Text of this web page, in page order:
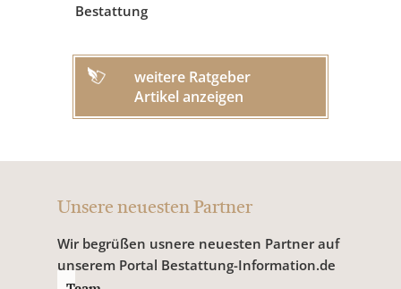
Bestattung
weitere Ratgeber
Artikel anzeigen
Unsere neuesten Partner
Wir begrüßen usnere neuesten Partner auf
unserem Portal Bestattung-Information.de